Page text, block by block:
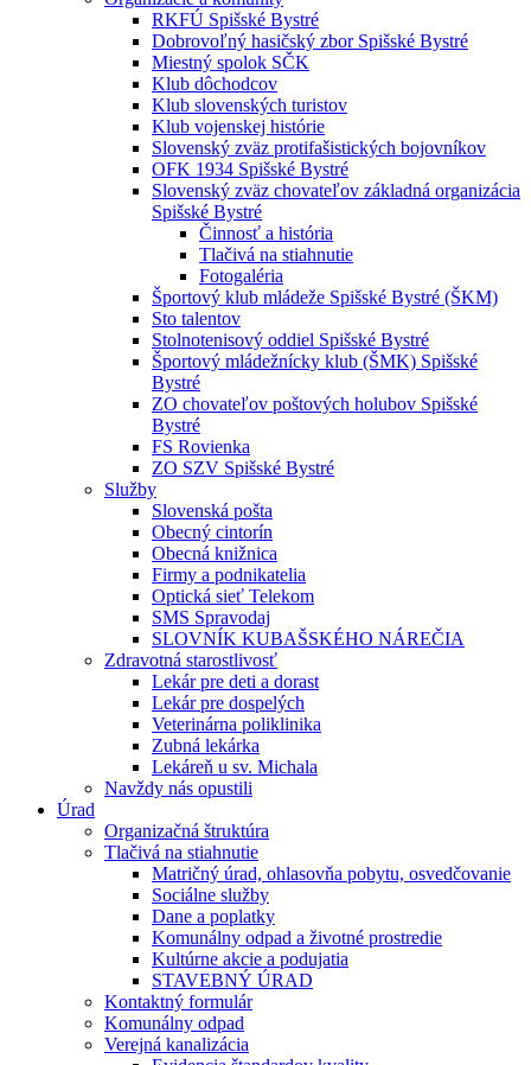
RKFÚ Spišské Bystré
Dobrovoľný hasičský zbor Spišské Bystré
Miestný spolok SČK
Klub dôchodcov
Klub slovenských turistov
Klub vojenskej histórie
Slovenský zväz protifašistických bojovníkov
OFK 1934 Spišské Bystré
Slovenský zväz chovateľov základná organizácia
Spišské Bystré
Činnosť a história
Tlačivá na stiahnutie
Fotogaléria
Športový klub mládeže Spišské Bystré (ŠKM)
Sto talentov
Stolnotenisový oddiel Spišské Bystré
Športový mládežnícky klub (ŠMK) Spišské
Bystré
ZO chovateľov poštových holubov Spišské
Bystré
FS Rovienka
ZO SZV Spišské Bystré
Služby
Slovenská pošta
Obecný cintorín
Obecná knižnica
Firmy a podnikatelia
Optická sieť Telekom
SMS Spravodaj
SLOVNÍK KUBAŠSKÉHO NÁREČIA
Zdravotná starostlivosť
Lekár pre deti a dorast
Lekár pre dospelých
Veterinárna poliklinika
Zubná lekárka
Lekáreň u sv. Michala
Navždy nás opustili
Úrad
Organizačná štruktúra
Tlačivá na stiahnutie
Matričný úrad, ohlasovňa pobytu, osvedčovanie
Sociálne služby
Dane a poplatky
Komunálny odpad a životné prostredie
Kultúrne akcie a podujatia
STAVEBNÝ ÚRAD
Kontaktný formulár
Komunálny odpad
Verejná kanalizácia